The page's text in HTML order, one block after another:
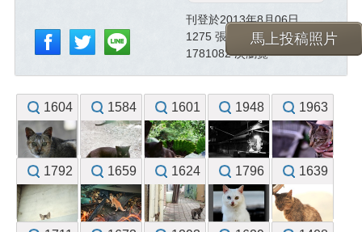
馬上投稿照片
刊登於2013年8月06日
1275 張已投稿照片
1781082 次瀏覽
1604 1584 1601 1948 1963
1792 1659 1624 1796 1639